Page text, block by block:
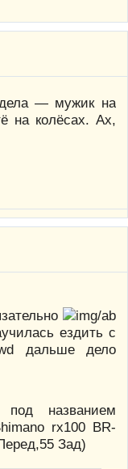
дела — мужик на
на колёсах. Ах,
ездить с
дальше дело
названием
rx100 BR-
Зад)